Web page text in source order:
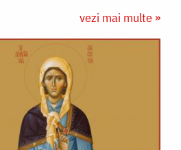
vezi mai multe »